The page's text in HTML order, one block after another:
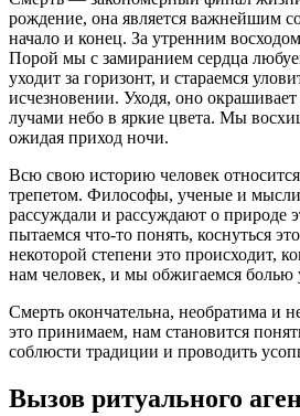
рождение, она является важнейшим
начало и конец. За утренним
Порой мы с замиранием сердца
уходит за горизонт, и стараемся
исчезновении. Уходя, оно
лучами небо в яркие цвета. Мы
ожидая приход ночи.
Всю свою историю человек
трепетом. Философы, ученые и
рассуждали и рассуждают о природе
пытаемся что-то понять, коснуться
некоторой степени это происходит,
нам человек, и мы обжигаемся болью
Смерть окончательна, необратима и
это принимаем, нам становится
соблюсти традиции и проводить
Вызов ритуального